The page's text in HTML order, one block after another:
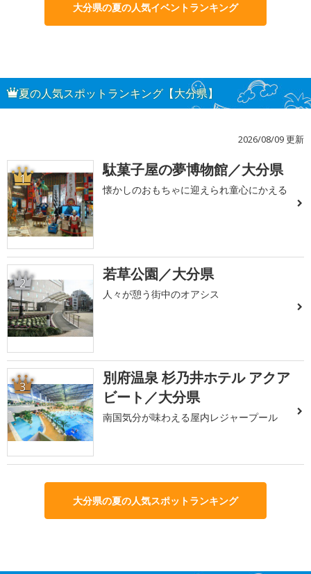
大分県の夏の人気イベントランキング
夏の人気スポットランキング【大分県】
2026/08/09 更新
1 駄菓子屋の夢博物館／大分県
懐かしのおもちゃに迎えられ童心にかえる
2 若草公園／大分県
人々が憩う街中のオアシス
3
別府温泉 杉乃井ホテル アクア
ビート／大分県
南国気分が味わえる屋内レジャープール
大分県の夏の人気スポットランキング